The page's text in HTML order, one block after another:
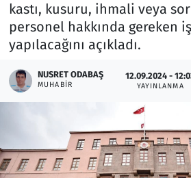
kastı, kusuru, ihmali veya
personel hakkında gereken
yapılacağını açıkladı.
NUSRET ODABAŞ
MUHABIR
12.09.2024 -
YAYINLANMA
Otomobil
Resmi İlanlar
Rüya Tabirleri